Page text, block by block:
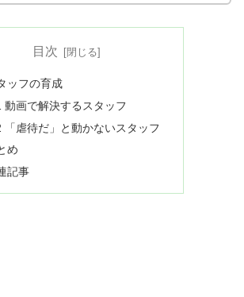
目次
ッフの育成
動画で解決するスタッフ
「虐待だ」と動かないスタッフ
め
記事